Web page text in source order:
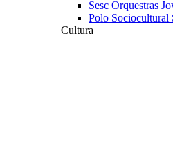
Sesc Orquestras
Polo Sociocultural
Cultura